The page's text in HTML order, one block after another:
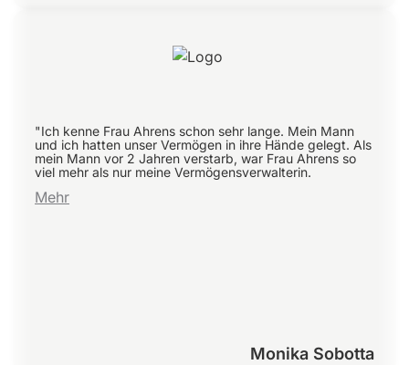
"Ich kenne Frau Ahrens schon sehr lange. Mein Mann
und ich hatten unser Vermögen in ihre Hände gelegt. Als
mein Mann vor 2 Jahren verstarb, war Frau Ahrens so
viel mehr als nur meine Vermögensverwalterin.
Mehr
Monika Sobotta